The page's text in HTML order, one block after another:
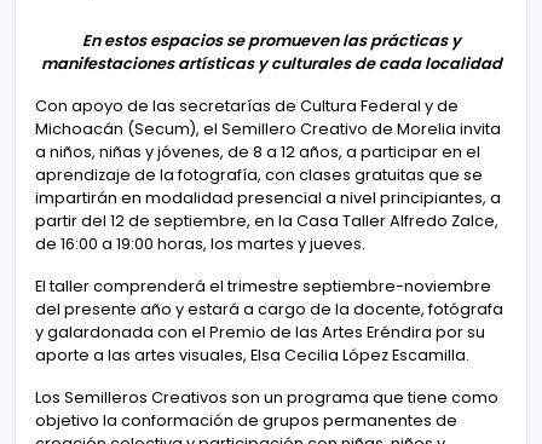
En estos espacios se promueven las prácticas y
manifestaciones artísticas y culturales de cada localidad
Con apoyo de las secretarías de Cultura Federal y de
Michoacán (Secum), el Semillero Creativo de Morelia invita
a niños, niñas y jóvenes, de 8 a 12 años, a participar en el
aprendizaje de la fotografía, con clases gratuitas que se
impartirán en modalidad presencial a nivel principiantes, a
partir del 12 de septiembre, en la Casa Taller Alfredo Zalce,
de 16:00 a 19:00 horas, los martes y jueves.
El taller comprenderá el trimestre septiembre-noviembre
del presente año y estará a cargo de la docente, fotógrafa
y galardonada con el Premio de las Artes Eréndira por su
aporte a las artes visuales, Elsa Cecilia López Escamilla.
Los Semilleros Creativos son un programa que tiene como
objetivo la conformación de grupos permanentes de